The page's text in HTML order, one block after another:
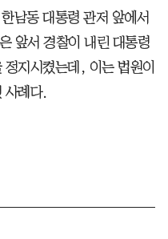
남동 대통령 관저 앞에서
앞서 경찰이 내린 대통령
지시켰는데, 이는 법원이
사례다.